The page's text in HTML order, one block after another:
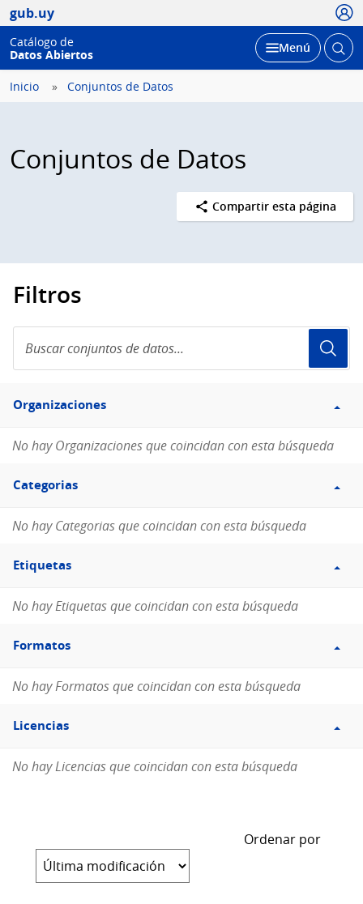
gub.uy
Catálogo de
Datos Abiertos
Desplegar
Menú Abrir
Inicio Conjuntos de Datos
Conjuntos de Datos
Compartir esta página
Filtros
conjuntos
de
Filtro
Organizaciones
Organizaciones
No hay Organizaciones que coincidan con esta búsqueda
Filtro
Categorias
Categorias
No hay Categorias que coincidan con esta búsqueda
Filtro
Etiquetas
Etiquetas
No hay Etiquetas que coincidan con esta búsqueda
Filtro
Formatos
Formatos
No hay Formatos que coincidan con esta búsqueda
Filtro
Licencias
Licencias
No hay Licencias que coincidan con esta búsqueda
Ordenar por